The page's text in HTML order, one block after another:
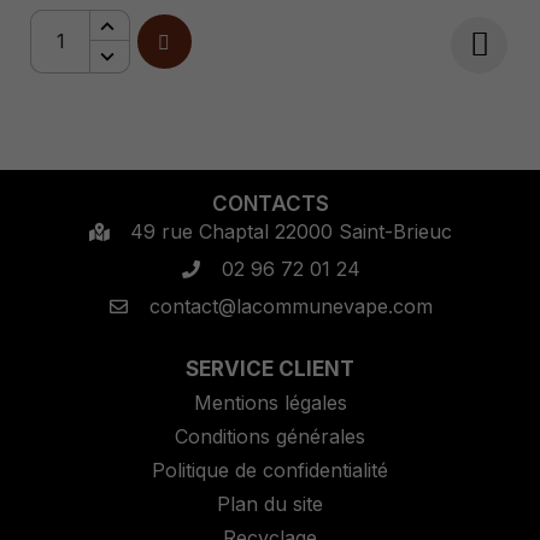
CONTACTS
49 rue Chaptal 22000 Saint-Brieuc
02 96 72 01 24
contact@lacommunevape.com
SERVICE CLIENT
Mentions légales
Conditions générales
Politique de confidentialité
Plan du site